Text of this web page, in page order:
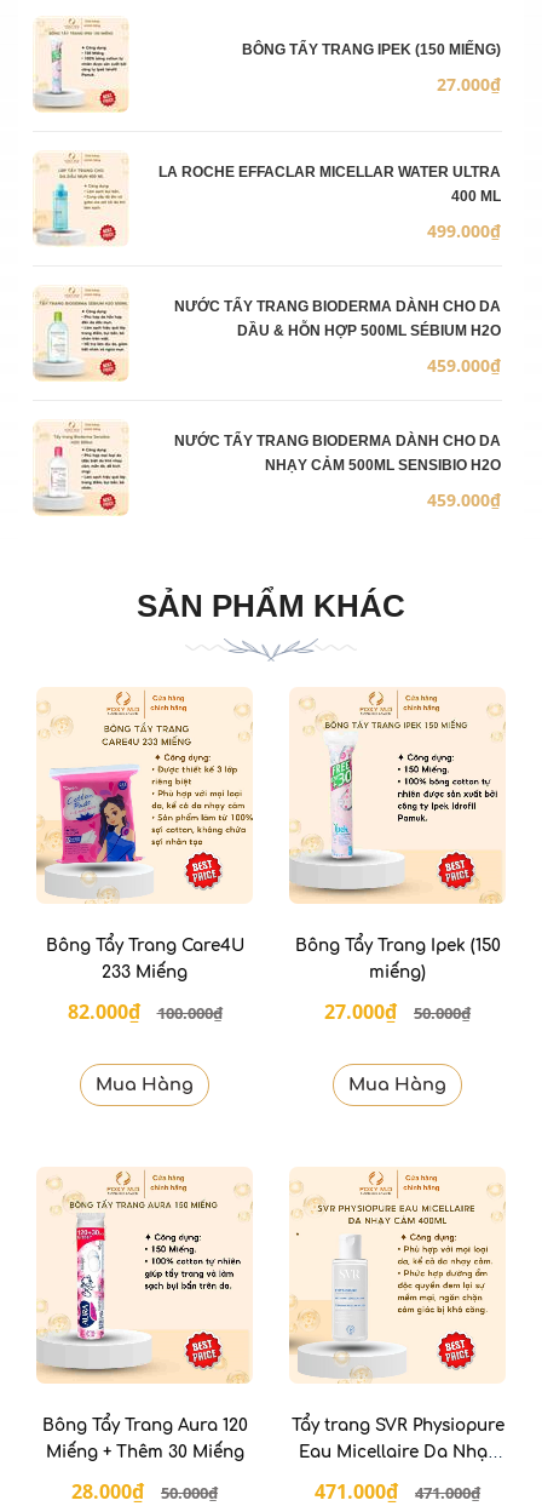
Ảnh sản phẩm
BÔNG TẨY TRANG IPEK (150 MIẾNG)
27.000₫
LA ROCHE EFFACLAR MICELLAR WATER ULTRA
400 ML
499.000₫
NƯỚC TẨY TRANG BIODERMA DÀNH CHO DA
DẦU & HỖN HỢP 500ML SÉBIUM H2O
459.000₫
NƯỚC TẨY TRANG BIODERMA DÀNH CHO DA
NHẠY CẢM 500ML SENSIBIO H2O
459.000₫
SẢN PHẨM KHÁC
Bông Tẩy Trang Care4U
233 Miếng
82.000₫ 100.000₫
Mua Hàng
Bông Tẩy Trang Ipek (150
miếng)
27.000₫ 50.000₫
Mua Hàng
Bông Tẩy Trang Aura 120
Miếng + Thêm 30 Miếng
28.000₫ 50.000₫
Tẩy trang SVR Physiopure
Eau Micellaire Da Nhạy
471.000₫ 471.000₫